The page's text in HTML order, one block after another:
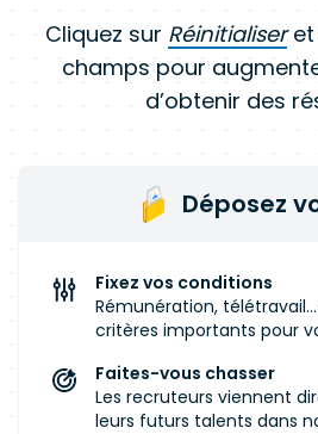
Cliquez sur Réinitialiseret
champs pour
d’obtenir des
Déposez
Fixez vos conditions
Rémunération,
critères importants pour
Faites-vous chasser
Les recruteurs viennent
leurs futurs talents dans